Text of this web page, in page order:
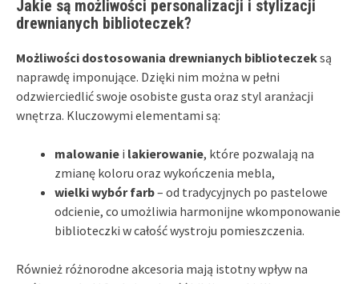
Jakie są możliwości personalizacji i stylizacji
drewnianych biblioteczek?
Możliwości dostosowania drewnianych biblioteczeksą
naprawdę imponujące. Dzięki nim można w pełni
odzwierciedlić swoje osobiste gusta oraz styl aranżacji
wnętrza. Kluczowymi elementami są:
malowanie i lakierowanie, które pozwalają na
zmianę koloru oraz wykończenia mebla,
wielki wybór farb– od tradycyjnych po pastelowe
odcienie, co umożliwia harmonijne wkomponowanie
biblioteczki w całość wystroju pomieszczenia.
Również różnorodne akcesoria mają istotny wpływ na